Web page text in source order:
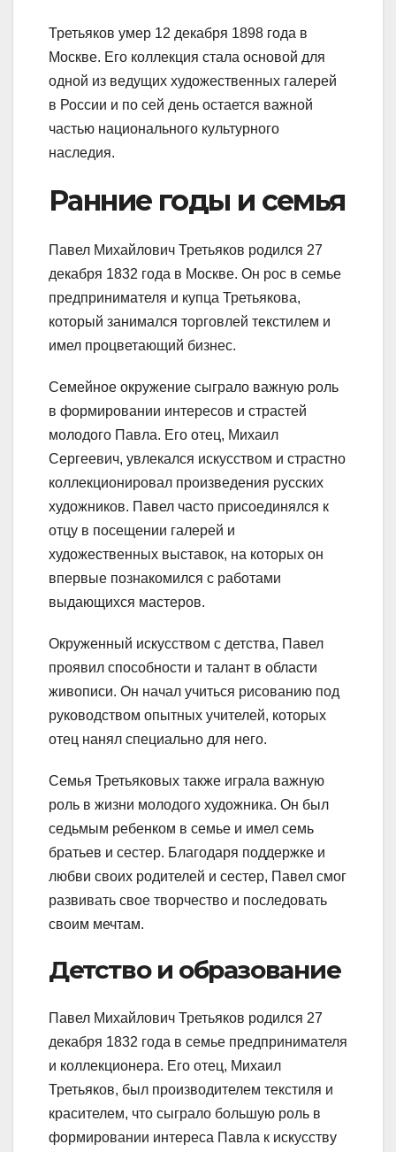
Третьяков умер 12 декабря 1898 года в
Москве. Его коллекция стала основой для
одной из ведущих художественных галерей
в России и по сей день остается важной
частью национального культурного
наследия.
Ранние годы и семья
Павел Михайлович Третьяков родился 27
декабря 1832 года в Москве. Он рос в семье
предпринимателя и купца Третьякова,
который занимался торговлей текстилем и
имел процветающий бизнес.
Семейное окружение сыграло важную роль
в формировании интересов и страстей
молодого Павла. Его отец, Михаил
Сергеевич, увлекался искусством и страстно
коллекционировал произведения русских
художников. Павел часто присоединялся к
отцу в посещении галерей и
художественных выставок, на которых он
впервые познакомился с работами
выдающихся мастеров.
Окруженный искусством с детства, Павел
проявил способности и талант в области
живописи. Он начал учиться рисованию под
руководством опытных учителей, которых
отец нанял специально для него.
Семья Третьяковых также играла важную
роль в жизни молодого художника. Он был
седьмым ребенком в семье и имел семь
братьев и сестер. Благодаря поддержке и
любви своих родителей и сестер, Павел смог
развивать свое творчество и последовать
своим мечтам.
Детство и образование
Павел Михайлович Третьяков родился 27
декабря 1832 года в семье предпринимателя
и коллекционера. Его отец, Михаил
Третьяков, был производителем текстиля и
красителем, что сыграло большую роль в
формировании интереса Павла к искусству